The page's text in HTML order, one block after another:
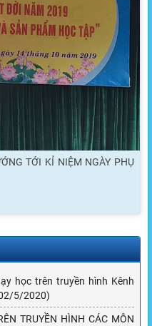
TỚI KỈ NIỆM NGÀY PHỤ
học trên truyền hình Kênh
5/2020)
TRUYỀN HÌNH CÁC MÔN